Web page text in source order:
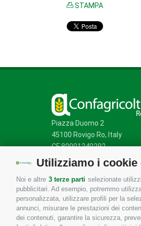
Utilizziamo i
Noi e altre 3 terze parti selezionate
pubblicitari. Ad esempio, potremmo
personalizzata, utilizzare profili per la
annunci, misurare le prestazioni dei
dei contenuti, garantire la sicurezza,
STAMPA
Piazza Duomo 2
45100 Rovigo Ro, Italy
CF 80001240292
Mappa del sito/Privacy